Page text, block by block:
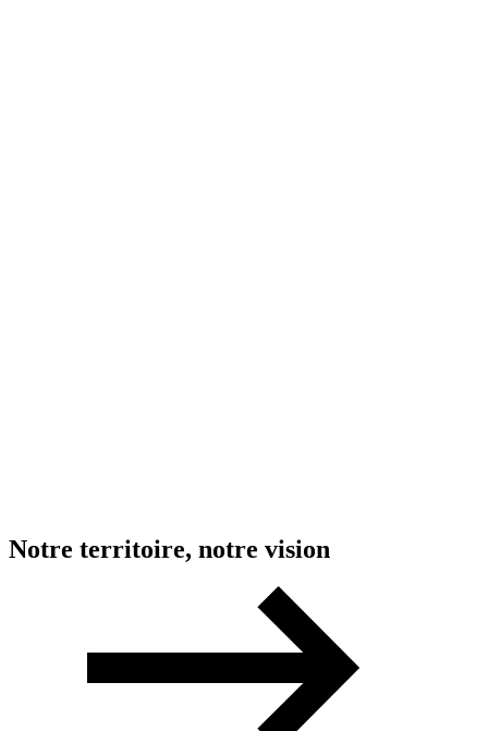
Notre territoire, notre vision